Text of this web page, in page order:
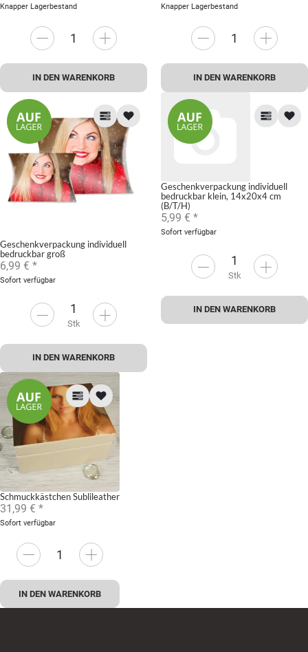
Knapper Lagerbestand
IN DEN WARENKORB
Knapper Lagerbestand
IN DEN WARENKORB
Geschenkverpackung individuell
bedruckbar groß
6,99 € *
Sofort verfügbar
Stk
IN DEN WARENKORB
Geschenkverpackung individuell
bedruckbar klein, 14x20x4 cm
(B/T/H)
5,99 € *
Sofort verfügbar
Stk
IN DEN WARENKORB
Schmuckkästchen Sublileather
31,99 € *
Sofort verfügbar
IN DEN WARENKORB